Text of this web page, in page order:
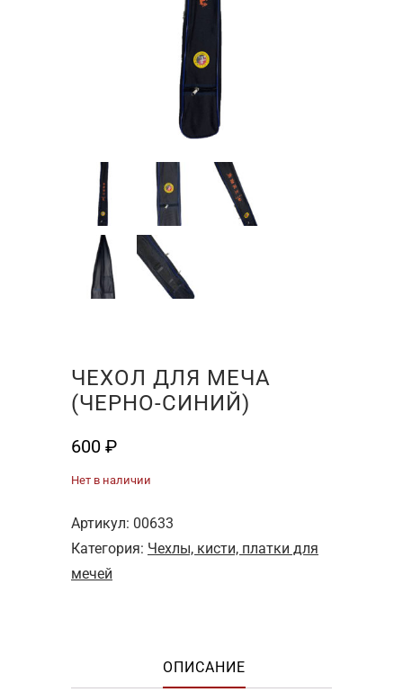
ЧЕХОЛ ДЛЯ МЕЧА
(ЧЕРНО-СИНИЙ)
600 ₽
Нет в наличии
Артикул: 00633
Категория: Чехлы, кисти, платки для
мечей
ОПИСАНИЕ